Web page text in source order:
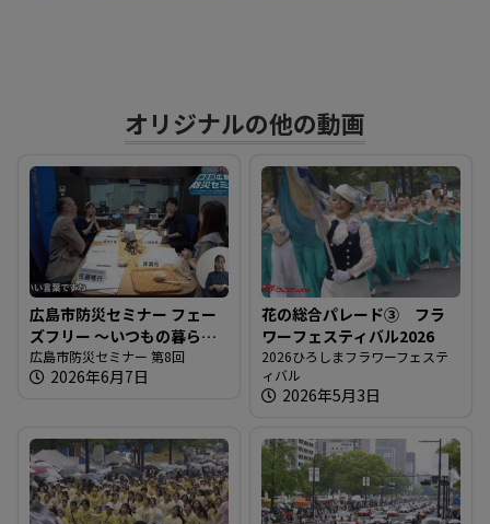
を
再
生
す
る
オリジナルの他の動画
広島市防災セミナー フェー
ズフリー 〜いつもの暮らし
をもしもの支えに〜
広島市防災セミナー 第8回
2026年6月7日
花の総合パレード③ フラ
ワーフェスティバル2026
2026ひろしまフラワーフェステ
ィバル
2026年5月3日